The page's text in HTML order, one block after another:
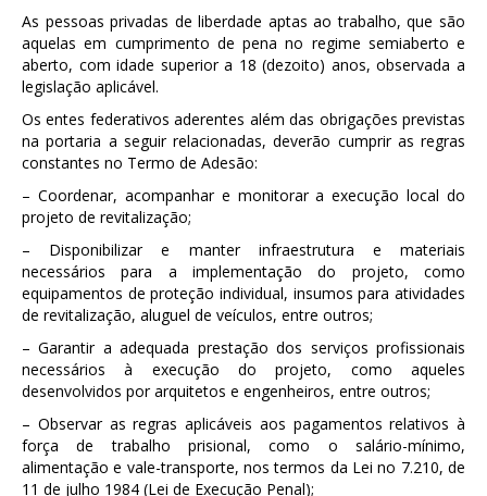
As pessoas privadas de liberdade aptas ao trabalho, que são
aquelas em cumprimento de pena no regime semiaberto e
aberto, com idade superior a 18 (dezoito) anos, observada a
legislação aplicável.
Os entes federativos aderentes além das obrigações previstas
na portaria a seguir relacionadas, deverão cumprir as regras
constantes no Termo de Adesão:
– Coordenar, acompanhar e monitorar a execução local do
projeto de revitalização;
– Disponibilizar e manter infraestrutura e materiais
necessários para a implementação do projeto, como
equipamentos de proteção individual, insumos para atividades
de revitalização, aluguel de veículos, entre outros;
– Garantir a adequada prestação dos serviços profissionais
necessários à execução do projeto, como aqueles
desenvolvidos por arquitetos e engenheiros, entre outros;
– Observar as regras aplicáveis aos pagamentos relativos à
força de trabalho prisional, como o salário-mínimo,
alimentação e vale-transporte, nos termos da Lei no 7.210, de
11 de julho 1984 (Lei de Execução Penal);